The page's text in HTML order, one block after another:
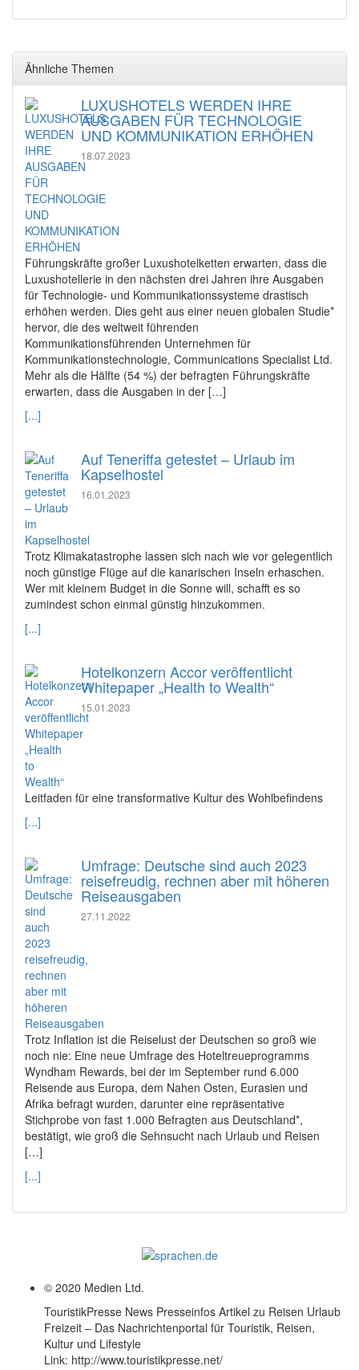
Ähnliche Themen
LUXUSHOTELS WERDEN IHRE
AUSGABEN FÜR TECHNOLOGIE
UND KOMMUNIKATION ERHÖHEN
18.07.2023
Führungskräfte großer Luxushotelketten erwarten, dass die
Luxushotellerie in den nächsten drei Jahren ihre Ausgaben
für Technologie- und Kommunikationssysteme drastisch
erhöhen werden. Dies geht aus einer neuen globalen Studie*
hervor, die des weltweit führenden
Kommunikationsführenden Unternehmen für
Kommunikationstechnologie, Communications Specialist Ltd.
Mehr als die Hälfte (54 %) der befragten Führungskräfte
erwarten, dass die Ausgaben in der […]
[...]
Auf Teneriffa getestet – Urlaub im
Kapselhostel
16.01.2023
Trotz Klimakatastrophe lassen sich nach wie vor gelegentlich
noch günstige Flüge auf die kanarischen Inseln erhaschen.
Wer mit kleinem Budget in die Sonne will, schafft es so
zumindest schon einmal günstig hinzukommen.
[...]
Hotelkonzern Accor veröffentlicht
Whitepaper „Health to Wealth“
15.01.2023
Leitfaden für eine transformative Kultur des Wohlbefindens
[...]
Umfrage: Deutsche sind auch 2023
reisefreudig, rechnen aber mit höheren
Reiseausgaben
27.11.2022
Trotz Inflation ist die Reiselust der Deutschen so groß wie
noch nie: Eine neue Umfrage des Hoteltreueprogramms
Wyndham Rewards, bei der im September rund 6.000
Reisende aus Europa, dem Nahen Osten, Eurasien und
Afrika befragt wurden, darunter eine repräsentative
Stichprobe von fast 1.000 Befragten aus Deutschland*,
bestätigt, wie groß die Sehnsucht nach Urlaub und Reisen
[…]
[...]
© 2020 Medien Ltd.
TouristikPresse News Presseinfos Artikel zu Reisen Urlaub
Freizeit – Das Nachrichtenportal für Touristik, Reisen,
Kultur und Lifestyle
Link: http://www.touristikpresse.net/